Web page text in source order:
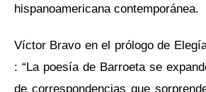
hispanoamericana contemporánea.
Víctor Bravo en el prólogo de
: “La poesía de Barroeta se
de correspondencias que